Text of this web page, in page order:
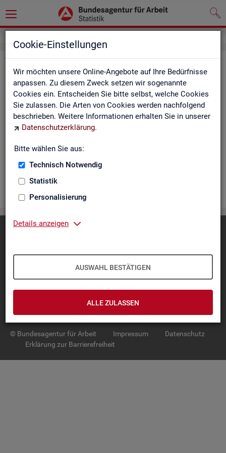
Cookie-Einstellungen
Wir möchten unsere Online-Angebote auf Ihre Bedürfnisse
anpassen. Zu diesem Zweck setzen wir sogenannte
Cookies ein. Entscheiden Sie bitte selbst, welche Cookies
Sie zulassen. Die Arten von Cookies werden nachfolgend
beschrieben. Weitere Informationen erhalten Sie in unserer
Datenschutzerklärung.
Bitte wählen Sie aus:
Technisch Notwendig
Statistik
Personalisierung
Details anzeigen
AUSWAHL BESTÄTIGEN
ALLE ZULASSEN
Ar­beits­lo­se und Ar­beits­lo­sen­quo­
ten - Deutsch­land, Län­der, Krei­se
und Ge­mein­den (Zeit­rei­he Mo­nats-
und Jah­res­zah­len)
nen über Ar­beits­lo­se nach Alter, Ge­schlecht, Staats­an­ge­hö­
rig­keit, Schwer­be­hin­de­rung und wei­te­re Merk­ma­le sowie Ar­
beits­lo­sen­quo­ten.
Diese Seite empfehlen
IN­TER­AK­TI­VE STA­TIS­TI­KEN
GRUND­LA­GEN
© Bundesagentur für Arbeit Impressum
Datenschutz
Erklärung zur Barrierefreiheit